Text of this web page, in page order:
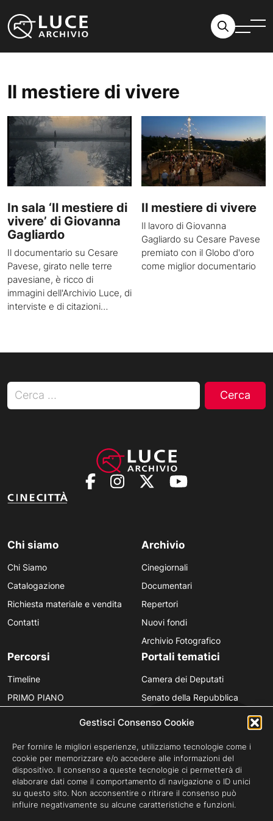
Gestisci Consenso Cookie
Per fornire le migliori esperienze, utilizziamo tecnologie come i
cookie per memorizzare e/o accedere alle informazioni del
dispositivo. Il consenso a queste tecnologie ci permetterà di
elaborare dati come il comportamento di navigazione o ID unici
su questo sito. Non acconsentire o ritirare il consenso può
influire negativamente su alcune caratteristiche e funzioni.
Il mestiere di vivere
In sala ‘Il mestiere di
vivere’ di Giovanna
Gagliardo
Il documentario su Cesare
Pavese, girato nelle terre
pavesiane, è ricco di
immagini dell'Archivio Luce, di
interviste e di citazioni…
Il mestiere di vivere
Il lavoro di Giovanna
Gagliardo su Cesare Pavese
premiato con il Globo d'oro
come miglior documentario
Ricerca per:
Chi siamo
Chi Siamo
Catalogazione
Richiesta materiale e vendita
Contatti
Archivio
Cinegiornali
Documentari
Repertori
Nuovi fondi
Archivio Fotografico
Percorsi
Timeline
PRIMO PIANO
Anniversari
Portali tematici
Camera dei Deputati
Senato della Repubblica
Provincia in Luce
Luce per la didattica
Fare gli italiani